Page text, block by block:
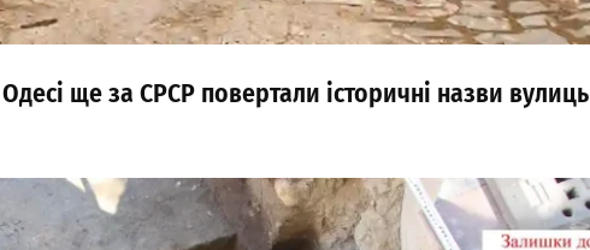
Одесі ще за СРСР повертали історичні назви вулиць